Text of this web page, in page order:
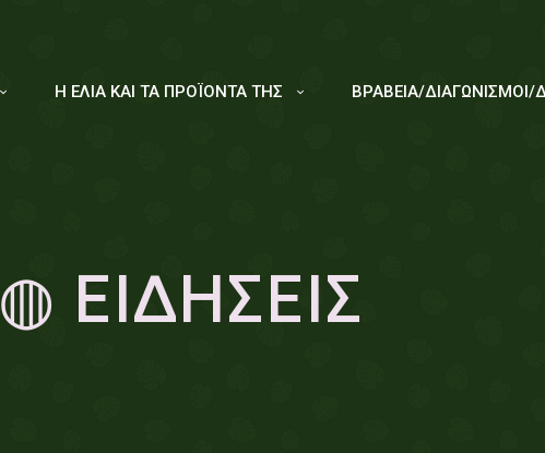
Η ΕΛΙΑ ΚΑΙ ΤΑ ΠΡΟΪΟΝΤΑ ΤΗΣ ΒΡΑΒΕΙΑ/ΔΙΑΓΩΝΙΣΜΟΙ/
◍ ΕΙΔΗΣΕΙΣ